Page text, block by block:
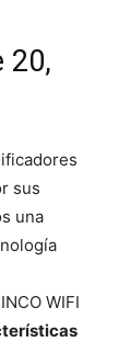
20,
sus
una
WIFI